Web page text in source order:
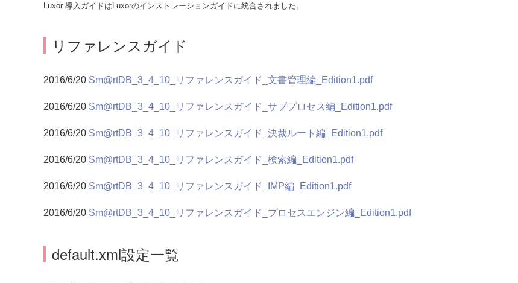
Luxor 導入ガイドはLuxorのインストレーションガイドに統合されました。
リファレンスガイド
2016/6/20 Sm@rtDB_3_4_10_リファレンスガイド_文書管理編_Edition1.pdf
2016/6/20 Sm@rtDB_3_4_10_リファレンスガイド_サブプロセス編_Edition1.pdf
2016/6/20 Sm@rtDB_3_4_10_リファレンスガイド_決裁ルート編_Edition1.pdf
2016/6/20 Sm@rtDB_3_4_10_リファレンスガイド_検索編_Edition1.pdf
2016/6/20 Sm@rtDB_3_4_10_リファレンスガイド_IMP編_Edition1.pdf
2016/6/20 Sm@rtDB_3_4_10_リファレンスガイド_プロセスエンジン編_Edition1.pdf
default.xml設定一覧